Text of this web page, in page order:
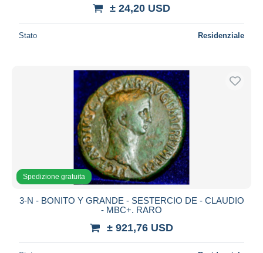
± 24,20 USD
Stato Residenziale
Spedizione gratuita
3-N - BONITO Y GRANDE - SESTERCIO DE - CLAUDIO
- MBC+. RARO
± 921,76 USD